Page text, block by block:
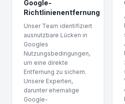
Google-
Richtlinienentfernung
Unser Team identifiziert
ausnutzbare Lücken in
Googles
Nutzungsbedingungen,
um eine direkte
Entfernung zu sichern.
Unsere Experten,
darunter ehemalige
Google-